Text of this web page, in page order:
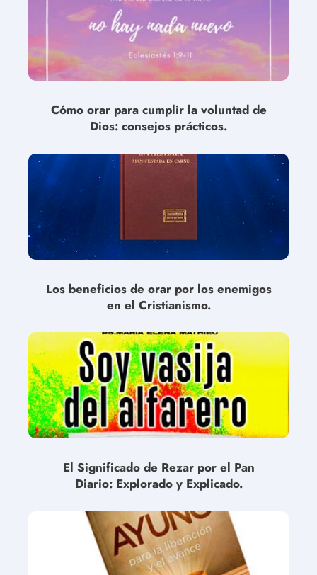
Cómo orar para cumplir la voluntad de
Dios: consejos prácticos.
Los beneficios de orar por los enemigos
en el Cristianismo.
El Significado de Rezar por el Pan
Diario: Explorado y Explicado.